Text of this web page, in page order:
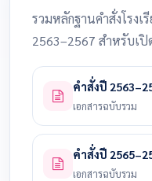
รวมหลักฐานคำสั่งโรงเ
2563–2567 สำหรับเ
คำสั่งปี
เอกสารฉบับรวม
คำสั่งปี
เอกสารฉบับรวม